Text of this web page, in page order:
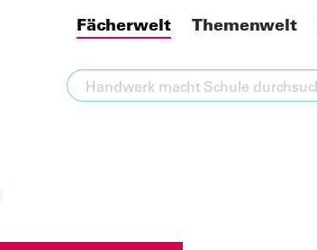
Fächerwelt Themenwelt